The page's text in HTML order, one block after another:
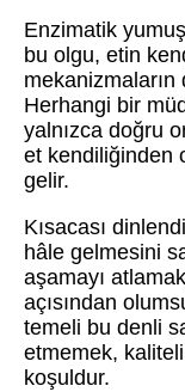
Enzimatik
bu olgu, etin
Herhangi bir
yalnızca doğru
et kendiliğinden
gelir.
Kısacası
hâle gelmesini
aşamayı
açısından
temeli bu denli
etmemek,
koşuldur.